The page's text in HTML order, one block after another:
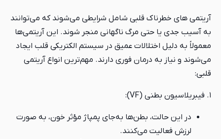
آریتمی های خطرناک قلبی شامل شرایطی می‌شوند که می‌توانند
به آسیب جدی یا حتی مرگ ناگهانی منجر شوند. این آریتمی‌ها
معمولاً به دلیل اختلالات عمیق در سیستم الکتریکی قلب ایجاد
می‌شوند و نیاز به درمان فوری دارند. مهم‌ترین انواع آریتمی
قلبی:
۱. فیبریلاسیون بطنی (VF):
در این حالت، بطن‌ها به‌جای پمپاژ مؤثر خون، به صورت
لرزش فعالیت می‌کنند.